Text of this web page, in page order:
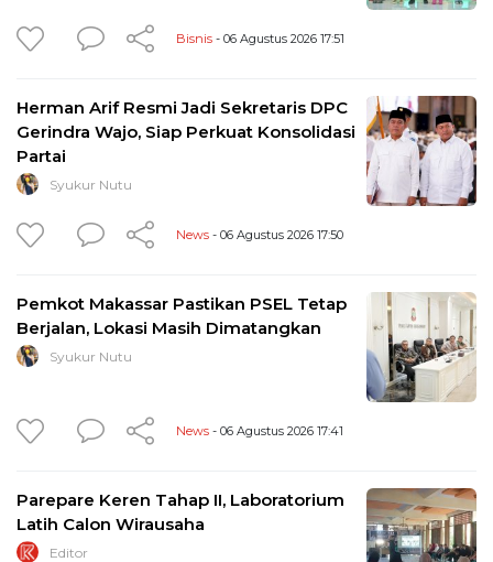
Bisnis - 06 Agustus 2026 17:51
Herman Arif Resmi Jadi Sekretaris DPC
Gerindra Wajo, Siap Perkuat Konsolidasi
Partai
Syukur Nutu
News - 06 Agustus 2026 17:50
Pemkot Makassar Pastikan PSEL Tetap
Berjalan, Lokasi Masih Dimatangkan
Syukur Nutu
News - 06 Agustus 2026 17:41
Parepare Keren Tahap II, Laboratorium
Latih Calon Wirausaha
Editor